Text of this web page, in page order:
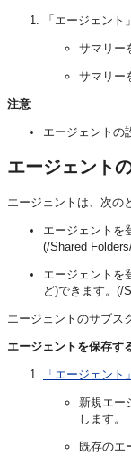
「エージェン
サマリー
サマリー
注意
エージェントの
エージェント
エージェントは、次の
エージェントを
(/Shared
エージェントを
ど)できます。(/
エージェントのサブス
エージェントを保存す
「エージェント
新規エー
します。
既存のエ